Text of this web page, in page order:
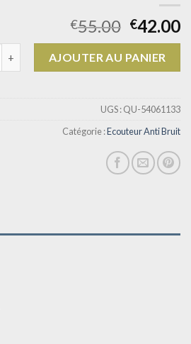
€55.00 €42.00
AJOUTER AU PANIER
UGS :QU-54061133
Catégorie :Ecouteur Anti Bruit